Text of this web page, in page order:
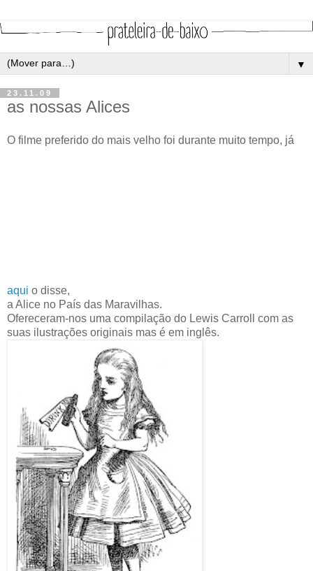
▼
23.11.09
as nossas Alices
O filme preferido do mais velho foi durante muito tempo, já
aqui o disse,
a Alice no País das Maravilhas.
Ofereceram-nos uma compilação do Lewis Carroll com as
suas ilustrações originais mas é em inglês.